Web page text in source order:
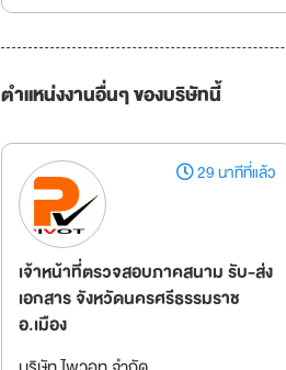
ตำแหน่งงานอื่นๆ ของบริษัทนี้
29 นาทีที่แล้ว
เจ้าหน้าที่ตรวจสอบภาคสนาม รับ-ส่ง
เอกสาร จังหวัดนครศรีธรรมราช
อ.เมือง